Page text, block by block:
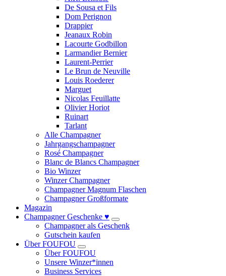
De Sousa et Fils
Dom Perignon
Drappier
Jeanaux Robin
Lacourte Godbillon
Larmandier Bernier
Laurent-Perrier
Le Brun de Neuville
Louis Roederer
Marguet
Nicolas Feuillatte
Olivier Horiot
Ruinart
Tarlant
Alle Champagner
Jahrgangschampagner
Rosé Champagner
Blanc de Blancs Champagner
Bio Winzer
Winzer Champagner
Champagner Magnum Flaschen
Champagner Großformate
Magazin
Champagner Geschenke ♥
Champagner als Geschenk
Gutschein kaufen
Über FOUFOU
Über FOUFOU
Unsere Winzer*innen
Business Services